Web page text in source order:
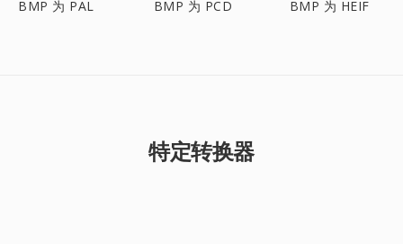
BMP 为 PAL BMP 为 PCD BMP 为 HEIF
特定转换器